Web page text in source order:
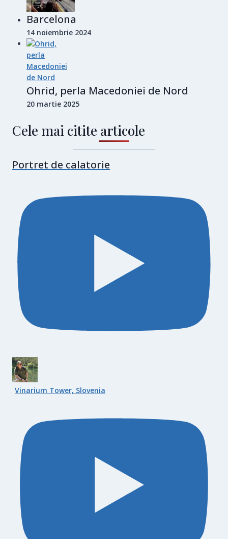
Barcelona
14 noiembrie 2024
Ohrid, perla Macedoniei de Nord
20 martie 2025
Cele mai citite articole
Portret de calatorie
Vinarium Tower, Slovenia